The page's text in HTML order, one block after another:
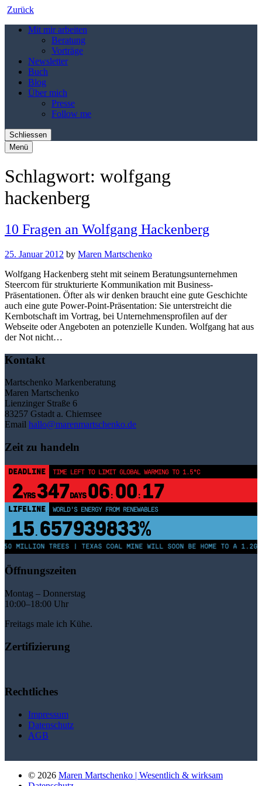
Zurück
Mit mir arbeiten
Beratung
Vorträge
Newsletter
Buch
Blog
Über mich
Presse
Follow me
Schliessen
Menü
Schlagwort: wolfgang
hackenberg
10 Fragen an Wolfgang Hackenberg
25. Januar 2012 by Maren Martschenko
Wolfgang Hackenberg steht mit seinem Beratungsunternehmen
Steercom für strukturierte Kommunikation mit Business-
Präsentationen. Öfter als wir denken braucht eine gute Geschichte
auch eine gute Power-Point-Präsentation: Sie unterstreicht die
Kernbotschaft im Vortrag, bei Unternehmensprofilen auf der
Webseite oder Angeboten an potenzielle Kunden. Wolfgang hat aus
der Not nicht…
Kontakt
Martschenko Markenberatung
Maren Martschenko
Lienzinger Straße 6
83257 Gstadt a. Chiemsee
Email hallo@marenmartschenko.de
Zeit zu handeln
DEADLINE TIME LEFT TO LIMIT GLOBAL WARMING TO 1.5°C
2YRS347DAYS 06: 00: 16
LIFELINE WORLD'S ENERGY FROM RENEWABLES
15. 657939838%
MILLION TREES | TEXAS COAL MINE WILL SOON BE HOME TO A
Öffnungszeiten
Montag – Donnerstag
10:00–18:00 Uhr
Freitags male ich Kühe.
Zertifizierung
Rechtliches
Impressum
Datenschutz
AGB
© 2026 Maren Martschenko | Wesentlich & wirksam